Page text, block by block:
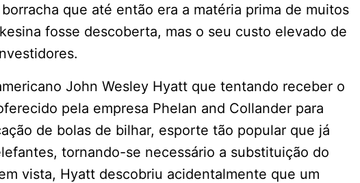
que até então era a matéria prima de muitos
fosse descoberta, mas o seu custo elevado de
John Wesley Hyatt que tentando receber o
pela empresa Phelan and Collander para
de bolas de bilhar, esporte tão popular que já
tornando-se necessário a substituição do
vista, Hyatt descobriu acidentalmente que um